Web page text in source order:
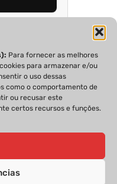
Para fornecer as melhores
para armazenar e/ou
o uso dessas
como o comportamento de
ou recusar este
certos recursos e funções.
ESTATUTO EDITORIAL